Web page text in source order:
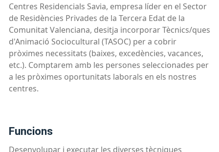
Centres Residencials Savia, empresa líder en el Sector
de Residències Privades de la Tercera Edat de la
Comunitat Valenciana, desitja incorporar Tècnics/ques
d'Animació Sociocultural (TASOC) per a cobrir
pròximes necessitats (baixes, excedències, vacances,
etc.). Comptarem amb les persones seleccionades per
a les pròximes oportunitats laborals en els nostres
centres.
funcions
Desenvolupar i executar les diverses tècniques